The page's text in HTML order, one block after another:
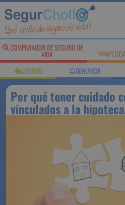
COMPARADOR DE SEGURO DE
VIDA
AHORRO DENUNCIA
Por qué tener cuidado
vinculados a la